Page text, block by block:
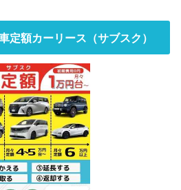
定額カーリース（サブスク）